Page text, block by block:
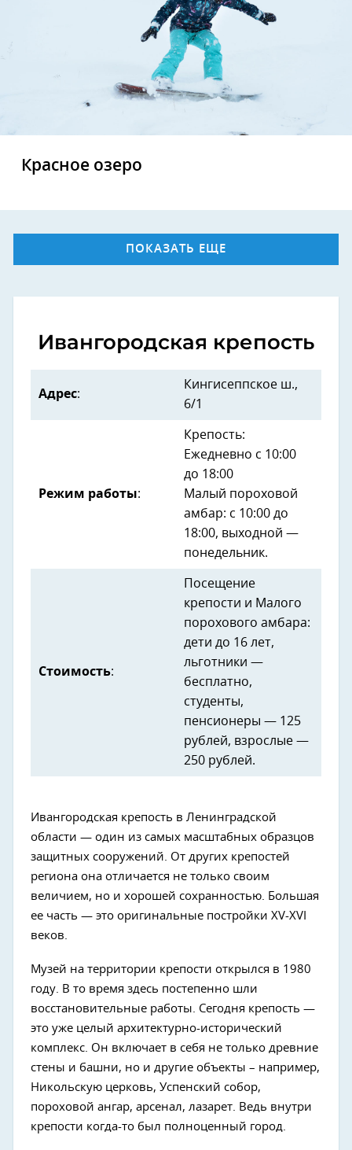
Красное озеро
ПОКАЗАТЬ ЕЩЕ
Ивангородская крепость
Адрес:
Кингисеппское ш.,
6/1
Режим работы:
Крепость:
Ежедневно с 10:00
до 18:00
Малый пороховой
амбар: с 10:00 до
18:00, выходной —
понедельник.
Стоимость:
Посещение
крепости и Малого
порохового амбара:
дети до 16 лет,
льготники —
бесплатно,
студенты,
пенсионеры — 125
рублей, взрослые —
250 рублей.
Ивангородская крепость в Ленинградской
области — один из самых масштабных образцов
защитных сооружений. От других крепостей
региона она отличается не только своим
величием, но и хорошей сохранностью. Большая
ее часть — это оригинальные постройки XV-XVI
веков.
Музей на территории крепости открылся в 1980
году. В то время здесь постепенно шли
восстановительные работы. Сегодня крепость —
это уже целый архитектурно-исторический
комплекс. Он включает в себя не только древние
стены и башни, но и другие объекты – например,
Никольскую церковь, Успенский собор,
пороховой ангар, арсенал, лазарет. Ведь внутри
крепости когда-то был полноценный город.